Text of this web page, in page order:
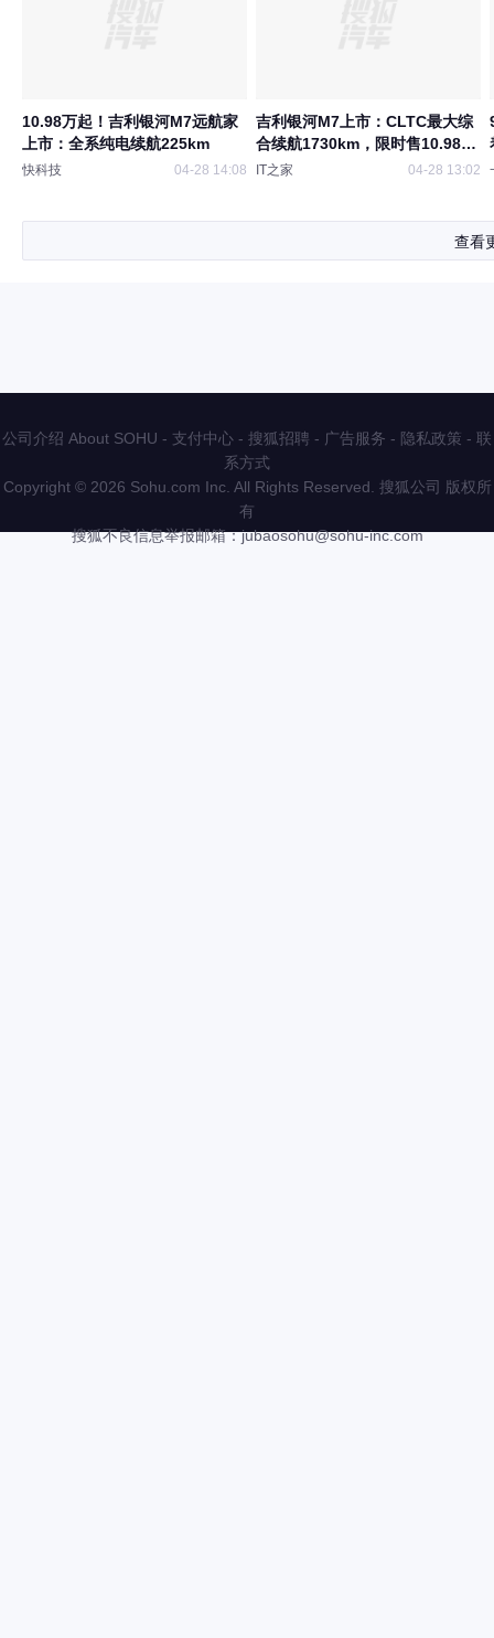
10.98万起！吉利银河M7远航家
上市：全系纯电续航225km
快科技 04-28 14:08
吉利银河M7上市：CLTC最大综
合续航1730km，限时售10.98万
元起
IT之家 04-28 13:02
查看
公司介绍 About SOHU - 支付中心 - 搜狐招聘 - 广告服务 - 隐私政策 - 联
系方式
Copyright © 2026 Sohu.com Inc. All Rights Reserved. 搜狐公司 版权所
有
搜狐不良信息举报邮箱：jubaosohu@sohu-inc.com